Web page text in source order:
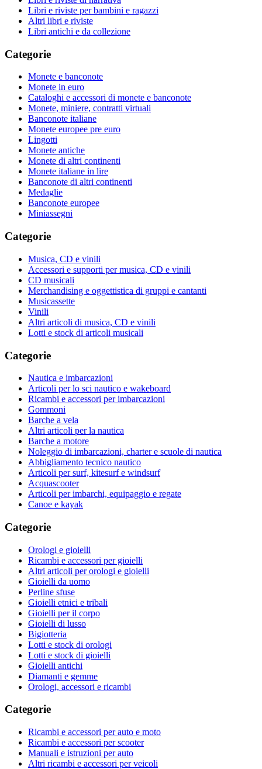
Libri e riviste per bambini e ragazzi
Altri libri e riviste
Libri antichi e da collezione
Categorie
Monete e banconote
Monete in euro
Cataloghi e accessori di monete e banconote
Monete, miniere, contratti virtuali
Banconote italiane
Monete europee pre euro
Lingotti
Monete antiche
Monete di altri continenti
Monete italiane in lire
Banconote di altri continenti
Medaglie
Banconote europee
Miniassegni
Categorie
Musica, CD e vinili
Accessori e supporti per musica, CD e vinili
CD musicali
Merchandising e oggettistica di gruppi e cantanti
Musicassette
Vinili
Altri articoli di musica, CD e vinili
Lotti e stock di articoli musicali
Categorie
Nautica e imbarcazioni
Articoli per lo sci nautico e wakeboard
Ricambi e accessori per imbarcazioni
Gommoni
Barche a vela
Altri articoli per la nautica
Barche a motore
Noleggio di imbarcazioni, charter e scuole di nautica
Abbigliamento tecnico nautico
Articoli per surf, kitesurf e windsurf
Acquascooter
Articoli per imbarchi, equipaggio e regate
Canoe e kayak
Categorie
Orologi e gioielli
Ricambi e accessori per gioielli
Altri articoli per orologi e gioielli
Gioielli da uomo
Perline sfuse
Gioielli etnici e tribali
Gioielli per il corpo
Gioielli di lusso
Bigiotteria
Lotti e stock di orologi
Lotti e stock di gioielli
Gioielli antichi
Diamanti e gemme
Orologi, accessori e ricambi
Categorie
Ricambi e accessori per auto e moto
Ricambi e accessori per scooter
Manuali e istruzioni per auto
Altri ricambi e accessori per veicoli